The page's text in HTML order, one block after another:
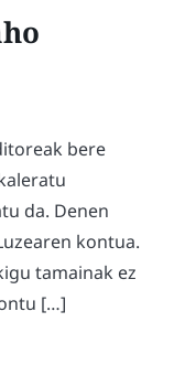
bere
da. Denen
kontua.
tamainak ez
[…]